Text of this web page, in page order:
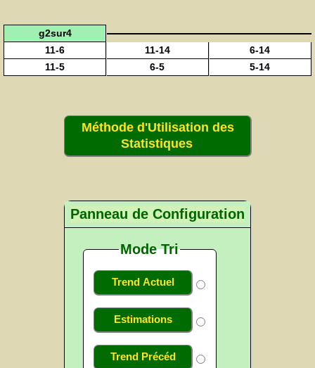
g2sur4
11-6
11-14
6-14
11-5
6-5 5-14
Méthode d'Utilisation des
Statistiques
Panneau de Configuration
Mode Tri
Trend Actuel
Estimations
Trend Précéd